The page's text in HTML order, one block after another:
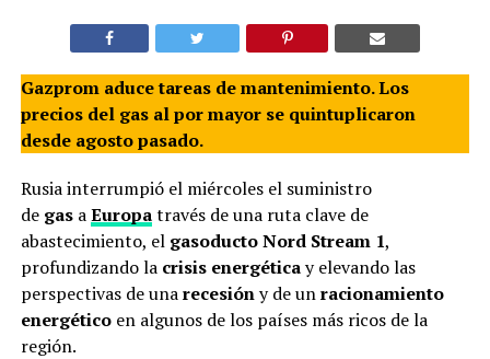
Gazprom aduce tareas de mantenimiento. Los
precios del gas al por mayor se quintuplicaron
desde agosto pasado.
Rusia interrumpió el miércoles el suministro
de gas aEuropatravés de una ruta clave de
abastecimiento, el gasoducto Nord Stream 1,
profundizando lacrisis energéticay elevando las
perspectivas de unarecesióny de unracionamiento
energético en algunos de los países más ricos de la
región.